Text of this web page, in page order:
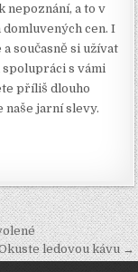
nepoznání, a to v
cen. I
současně si užívat
s vámi
příliš dlouho
jarní slevy.
ledovou kávu →